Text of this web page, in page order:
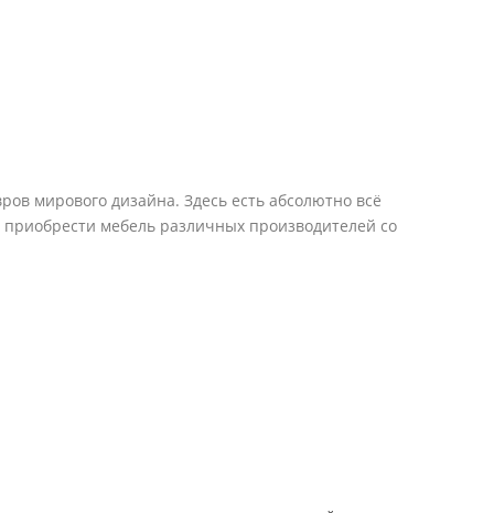
мирового дизайна. Здесь есть абсолютно всё
мебель различных производителей со